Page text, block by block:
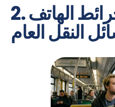
2. استخدم خرائط الهاتف
النقل العام